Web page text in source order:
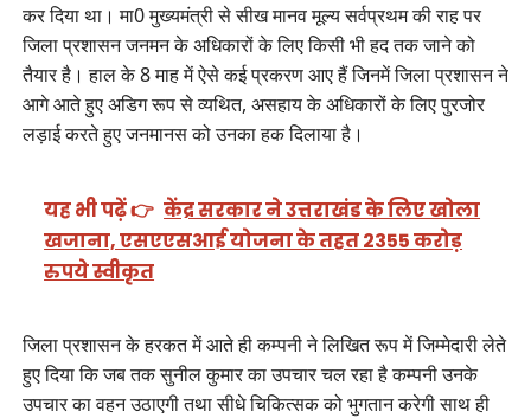
कर दिया था। मा0 मुख्यमंत्री से सीख मानव मूल्य सर्वप्रथम की राह पर
जिला प्रशासन जनमन के अधिकारों के लिए किसी भी हद तक जाने को
तैयार है। हाल के 8 माह में ऐसे कई प्रकरण आए हैं जिनमें जिला प्रशासन ने
आगे आते हुए अडिग रूप से व्यथित, असहाय के अधिकारों के लिए पुरजोर
लड़ाई करते हुए जनमानस को उनका हक दिलाया है।
यह भी पढ़ें 👉 केंद्र सरकार ने उत्तराखंड के लिए खोला
खजाना, एसएएसआई योजना के तहत 2355 करोड़
रुपये स्वीकृत
जिला प्रशासन के हरकत में आते ही कम्पनी ने लिखित रूप में जिम्मेदारी लेते
हुए दिया कि जब तक सुनील कुमार का उपचार चल रहा है कम्पनी उनके
उपचार का वहन उठाएगी तथा सीधे चिकित्सक को भुगतान करेगी साथ ही